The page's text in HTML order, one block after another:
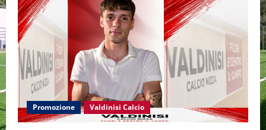
Promozione Valdinisi Calcio